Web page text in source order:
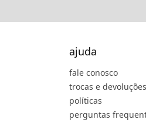
ajuda
fale conosco
trocas e devoluções
políticas
perguntas